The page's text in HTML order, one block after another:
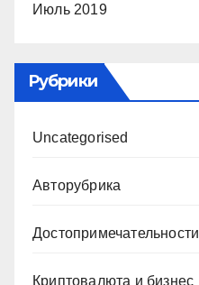
Июль 2019
Рубрики
Uncategorised
Авторубрика
Достопримечательности
Криптовалюта и бизнес